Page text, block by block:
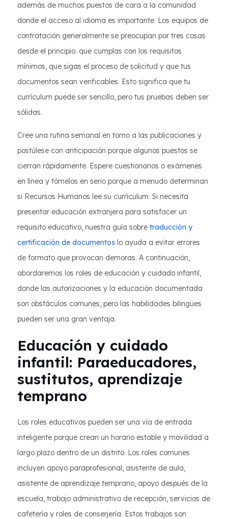
además de muchos puestos de cara a la comunidad
donde el acceso al idioma es importante. Los equipos de
contratación generalmente se preocupan por tres cosas
desde el principio: que cumplas con los requisitos
mínimos, que sigas el proceso de solicitud y que tus
documentos sean verificables. Esto significa que tu
currículum puede ser sencillo, pero tus pruebas deben ser
sólidas.
Cree una rutina semanal en torno a las publicaciones y
postúlese con anticipación porque algunos puestos se
cierran rápidamente. Espere cuestionarios o exámenes
en línea y tómelos en serio porque a menudo determinan
si Recursos Humanos lee su currículum. Si necesita
presentar educación extranjera para satisfacer un
requisito educativo, nuestra guía sobre traducción y
certificación de documentos lo ayuda a evitar errores
de formato que provocan demoras. A continuación,
abordaremos los roles de educación y cuidado infantil,
donde las autorizaciones y la educación documentada
son obstáculos comunes, pero las habilidades bilingües
pueden ser una gran ventaja.
Educación y cuidado
infantil: Paraeducadores,
sustitutos, aprendizaje
temprano
Los roles educativos pueden ser una vía de entrada
inteligente porque crean un horario estable y movilidad a
largo plazo dentro de un distrito. Los roles comunes
incluyen apoyo paraprofesional, asistente de aula,
asistente de aprendizaje temprano, apoyo después de la
escuela, trabajo administrativo de recepción, servicios de
cafetería y roles de conserjería. Estos trabajos son